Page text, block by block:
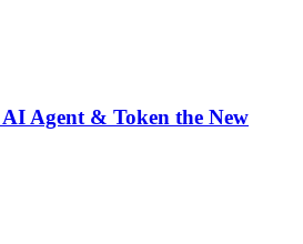
Agent & Token the New